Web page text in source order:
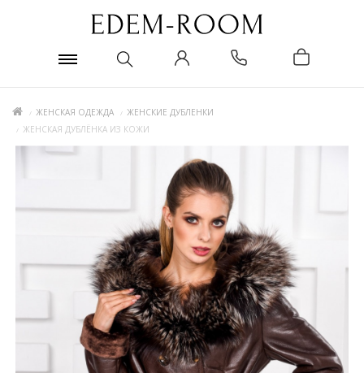
ЖЕНСКАЯ ОДЕЖДА
ЖЕНСКИЕ ДУБЛЕНКИ
ЖЕНСКАЯ ДУБЛЁНКА ИЗ КОЖИ